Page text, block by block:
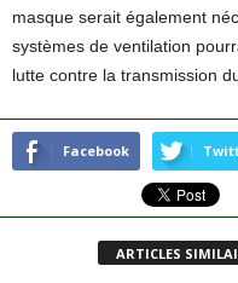
masque serait également
systèmes de ventilation
lutte contre la transmission
Facebook
ARTICLES